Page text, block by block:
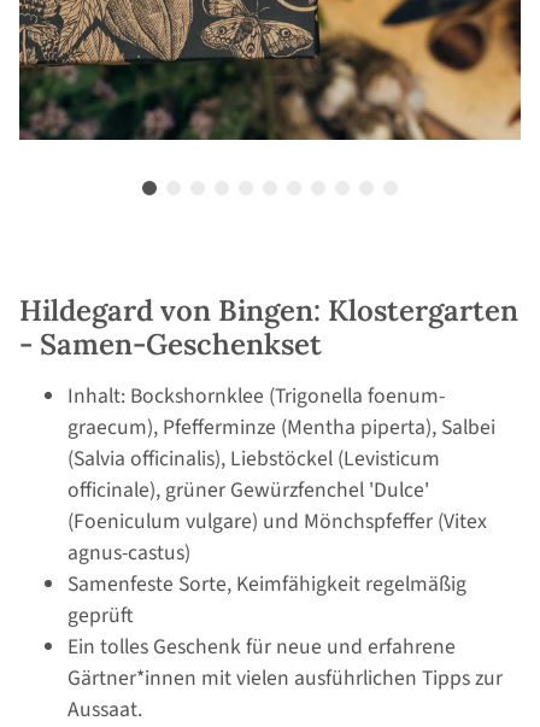
Hildegard von Bingen: Klostergarten
- Samen-Geschenkset
Inhalt: Bockshornklee (Trigonella foenum-
graecum), Pfefferminze (Mentha piperta), Salbei
(Salvia officinalis), Liebstöckel (Levisticum
officinale), grüner Gewürzfenchel 'Dulce'
(Foeniculum vulgare) und Mönchspfeffer (Vitex
agnus-castus)
Samenfeste Sorte, Keimfähigkeit regelmäßig
geprüft
Ein tolles Geschenk für neue und erfahrene
Gärtner*innen mit vielen ausführlichen Tipps zur
Aussaat.